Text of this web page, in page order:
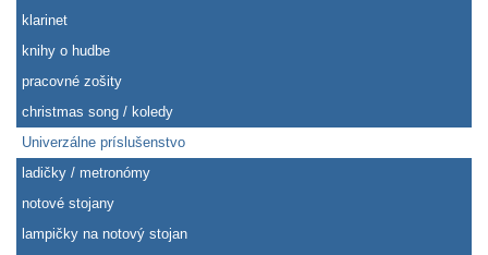
klarinet
knihy o hudbe
pracovné zošity
christmas song / koledy
Univerzálne príslušenstvo
ladičky / metronómy
notové stojany
lampičky na notový stojan